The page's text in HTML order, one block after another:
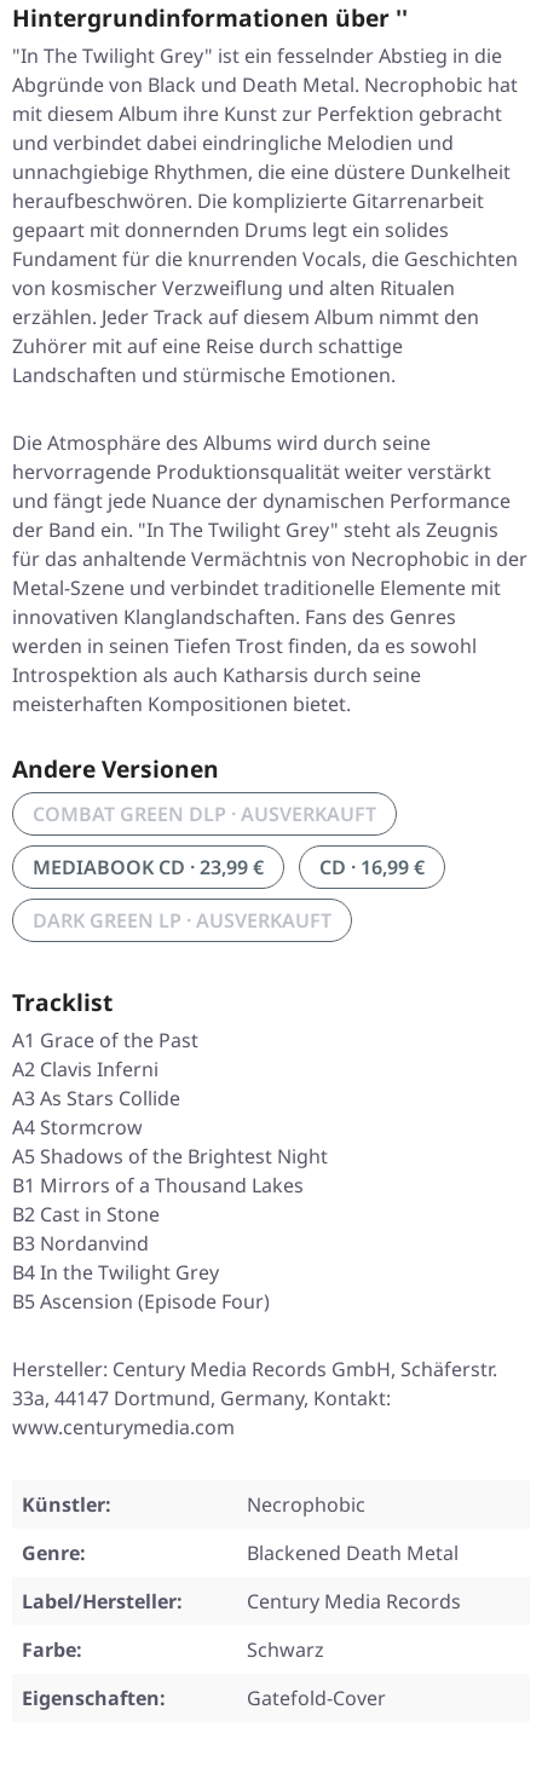
Hintergrundinformationen über ''
"In The Twilight Grey" ist ein fesselnder Abstieg in die
Abgründe von Black und Death Metal. Necrophobic hat
mit diesem Album ihre Kunst zur Perfektion gebracht
und verbindet dabei eindringliche Melodien und
unnachgiebige Rhythmen, die eine düstere Dunkelheit
heraufbeschwören. Die komplizierte Gitarrenarbeit
gepaart mit donnernden Drums legt ein solides
Fundament für die knurrenden Vocals, die Geschichten
von kosmischer Verzweiflung und alten Ritualen
erzählen. Jeder Track auf diesem Album nimmt den
Zuhörer mit auf eine Reise durch schattige
Landschaften und stürmische Emotionen.
Die Atmosphäre des Albums wird durch seine
hervorragende Produktionsqualität weiter verstärkt
und fängt jede Nuance der dynamischen Performance
der Band ein. "In The Twilight Grey" steht als Zeugnis
für das anhaltende Vermächtnis von Necrophobic in der
Metal-Szene und verbindet traditionelle Elemente mit
innovativen Klanglandschaften. Fans des Genres
werden in seinen Tiefen Trost finden, da es sowohl
Introspektion als auch Katharsis durch seine
meisterhaften Kompositionen bietet.
Andere Versionen
COMBAT GREEN DLP · AUSVERKAUFT
MEDIABOOK CD · 23,99 €
CD · 16,99 €
DARK GREEN LP · AUSVERKAUFT
Tracklist
A1 Grace of the Past
A2 Clavis Inferni
A3 As Stars Collide
A4 Stormcrow
A5 Shadows of the Brightest Night
B1 Mirrors of a Thousand Lakes
B2 Cast in Stone
B3 Nordanvind
B4 In the Twilight Grey
B5 Ascension (Episode Four)
Hersteller: Century Media Records GmbH, Schäferstr.
33a, 44147 Dortmund, Germany, Kontakt:
www.centurymedia.com
Künstler:
Necrophobic
Genre:
Blackened Death Metal
Label/Hersteller:
Century Media Records
Farbe:
Schwarz
Eigenschaften:
Gatefold-Cover